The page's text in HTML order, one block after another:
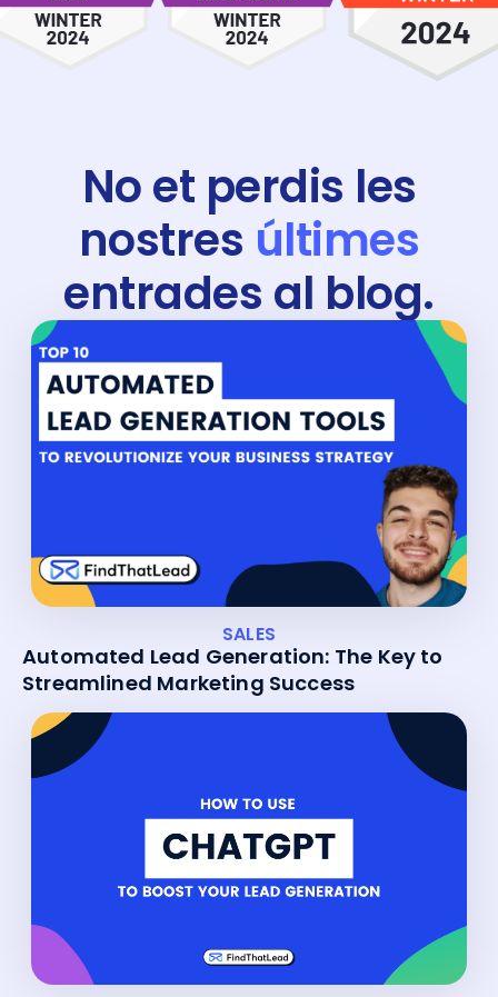
No et perdis les
nostres últimes
entrades al blog.
SALES
Automated Lead Generation: The Key to
Streamlined Marketing Success